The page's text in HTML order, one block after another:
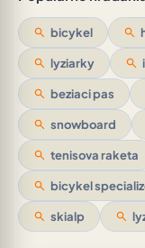
search bicykel search
search lyziarky search
search beziaci pas
search snowboard
search tenisova raketa
search bicykel
search skialp search